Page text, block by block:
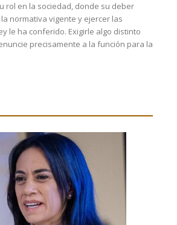
rol en la sociedad, donde su deber
normativa vigente y ejercer las
le ha conferido. Exigirle algo distinto
precisamente a la función para la